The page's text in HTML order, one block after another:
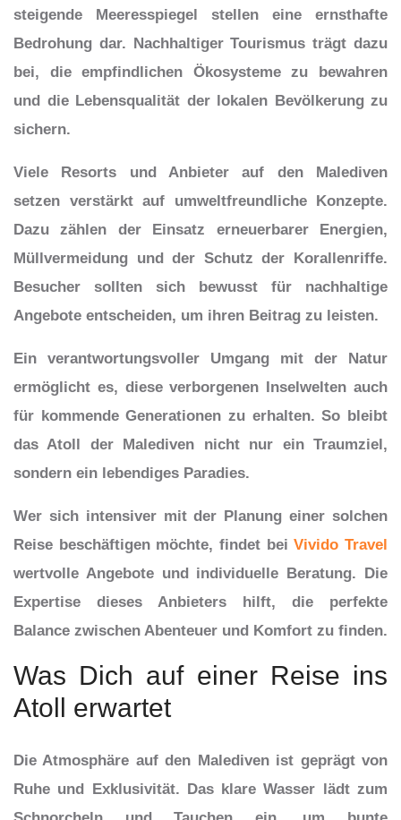
steigende Meeresspiegel stellen eine ernsthafte
Bedrohung dar. Nachhaltiger Tourismus trägt dazu
bei, die empfindlichen Ökosysteme zu bewahren
und die Lebensqualität der lokalen Bevölkerung zu
sichern.
Viele Resorts und Anbieter auf den Malediven
setzen verstärkt auf umweltfreundliche Konzepte.
Dazu zählen der Einsatz erneuerbarer Energien,
Müllvermeidung und der Schutz der Korallenriffe.
Besucher sollten sich bewusst für nachhaltige
Angebote entscheiden, um ihren Beitrag zu leisten.
Ein verantwortungsvoller Umgang mit der Natur
ermöglicht es, diese verborgenen Inselwelten auch
für kommende Generationen zu erhalten. So bleibt
das Atoll der Malediven nicht nur ein Traumziel,
sondern ein lebendiges Paradies.
Wer sich intensiver mit der Planung einer solchen
Reise beschäftigen möchte, findet beiVivido Travel
wertvolle Angebote und individuelle Beratung. Die
Expertise dieses Anbieters hilft, die perfekte
Balance zwischen Abenteuer und Komfort zu finden.
Was Dich auf einer Reise ins
Atoll erwartet
Die Atmosphäre auf den Malediven ist geprägt von
Ruhe und Exklusivität. Das klare Wasser lädt zum